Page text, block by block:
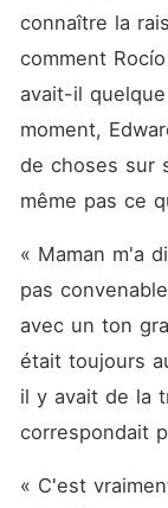
connaître la
comment
avait-il
moment,
de choses sur
même pas ce
« Maman m'a
pas
avec un ton
était toujours
il y avait de la
correspondait
« C'est